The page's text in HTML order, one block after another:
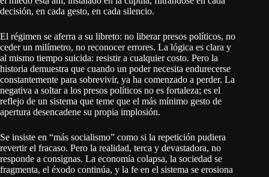
decisión, en cada gesto, en cada silencio.
El régimen se aferra a su libreto: no liberar presos políticos, no
ceder un milímetro, no reconocer errores. La lógica es clara y
al mismo tiempo suicida: resistir a cualquier costo. Pero la
historia demuestra que cuando un poder necesita endurecerse
constantemente para sobrevivir, ya ha comenzado a perder. La
negativa a soltar a los presos políticos no es fortaleza; es el
reflejo de un sistema que teme que el más mínimo gesto de
apertura desencadene su propia implosión.
Se insiste en “más socialismo” como si la repetición pudiera
revertir el fracaso. Pero la realidad, terca y devastadora, no
responde a consignas. La economía colapsa, la sociedad se
fragmenta, el éxodo continúa, y la fe en el sistema se erosiona